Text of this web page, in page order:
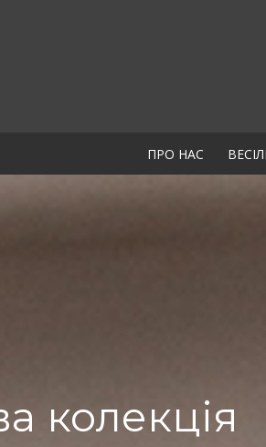
ПРО НАС
колекція